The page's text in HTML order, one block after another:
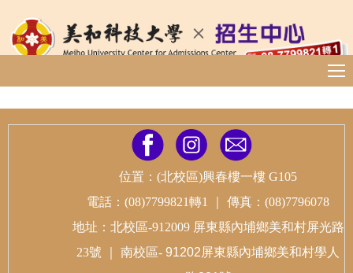
到
主
內
容
區
位置：(北校區)興春樓一樓 G105
電話：(08)7799821轉1
傳真：(08)7796078
地址：北校區-912009 屏東縣內埔鄉美和村屏光路
23號
南校區- 91202屏東縣內埔鄉美和村學人